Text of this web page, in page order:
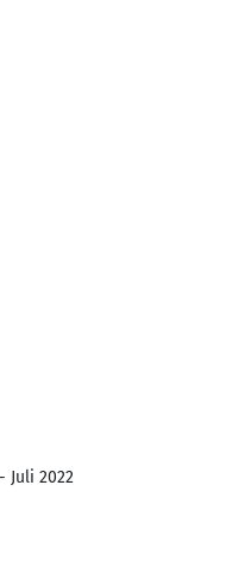
Juli 2022